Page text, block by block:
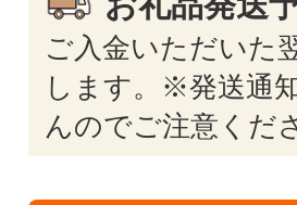
ご入金いただいた
します。※発送通
んのでご注意くだ